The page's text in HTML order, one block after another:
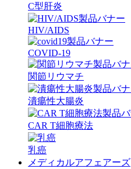
C型肝炎
HIV/AIDS
COVID-19
関節リウマチ
潰瘍性大腸炎
CAR T細胞療法
乳癌
メディカルアフェアーズ